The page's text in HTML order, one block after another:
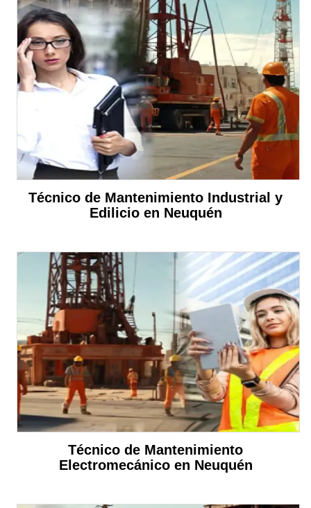
Técnico de Mantenimiento Industrial y
Edilicio en Neuquén
Técnico de Mantenimiento
Electromecánico en Neuquén